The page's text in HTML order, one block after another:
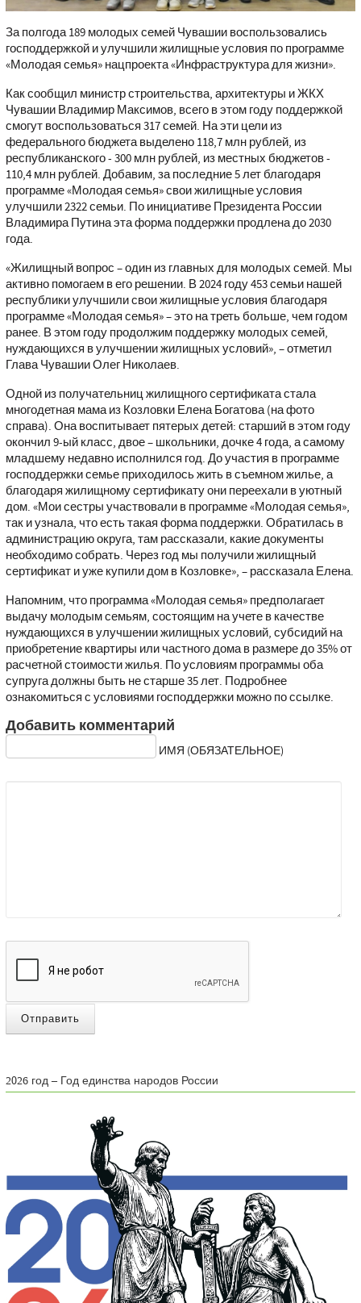
За полгода 189 молодых семей Чувашии воспользовались
господдержкой и улучшили жилищные условия по программе
«Молодая семья» нацпроекта «Инфраструктура для жизни».
Как сообщил министр строительства, архитектуры и ЖКХ
Чувашии Владимир Максимов, всего в этом году поддержкой
смогут воспользоваться 317 семей. На эти цели из
федерального бюджета выделено 118,7 млн рублей, из
республиканского - 300 млн рублей, из местных бюджетов -
110,4 млн рублей. Добавим, за последние 5 лет благодаря
программе «Молодая семья» свои жилищные условия
улучшили 2322 семьи. По инициативе Президента России
Владимира Путина эта форма поддержки продлена до 2030
года.
«Жилищный вопрос – один из главных для молодых семей. Мы
активно помогаем в его решении. В 2024 году 453 семьи нашей
республики улучшили свои жилищные условия благодаря
программе «Молодая семья» – это на треть больше, чем годом
ранее. В этом году продолжим поддержку молодых семей,
нуждающихся в улучшении жилищных условий», – отметил
Глава Чувашии Олег Николаев.
Одной из получательниц жилищного сертификата стала
многодетная мама из Козловки Елена Богатова (на фото
справа). Она воспитывает пятерых детей: старший в этом году
окончил 9-ый класс, двое – школьники, дочке 4 года, а самому
младшему недавно исполнился год. До участия в программе
господдержки семье приходилось жить в съемном жилье, а
благодаря жилищному сертификату они переехали в уютный
дом. «Мои сестры участвовали в программе «Молодая семья»,
так и узнала, что есть такая форма поддержки. Обратилась в
администрацию округа, там рассказали, какие документы
необходимо собрать. Через год мы получили жилищный
сертификат и уже купили дом в Козловке», – рассказала Елена.
Напомним, что программа «Молодая семья» предполагает
выдачу молодым семьям, состоящим на учете в качестве
нуждающихся в улучшении жилищных условий, субсидий на
приобретение квартиры или частного дома в размере до 35% от
расчетной стоимости жилья. По условиям программы оба
супруга должны быть не старше 35 лет. Подробнее
ознакомиться с условиями господдержки можно по ссылке.
Добавить комментарий
ИМЯ (ОБЯЗАТЕЛЬНОЕ)
Отправить
2026 год – Год единства народов России